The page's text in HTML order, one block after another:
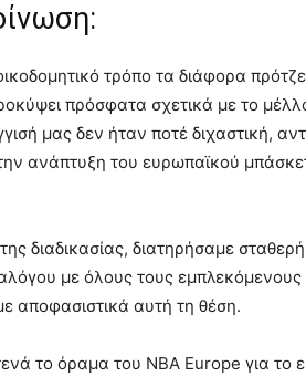
τρόπο τα διάφορα
πρόσφατα σχετικά με το
μας δεν ήταν ποτέ διχαστική,
ανάπτυξη του ευρωπαϊκού
διαδικασίας, διατηρήσαμε
με όλους τους
αποφασιστικά αυτή τη θέση.
το όραμα του NBA Europe για το